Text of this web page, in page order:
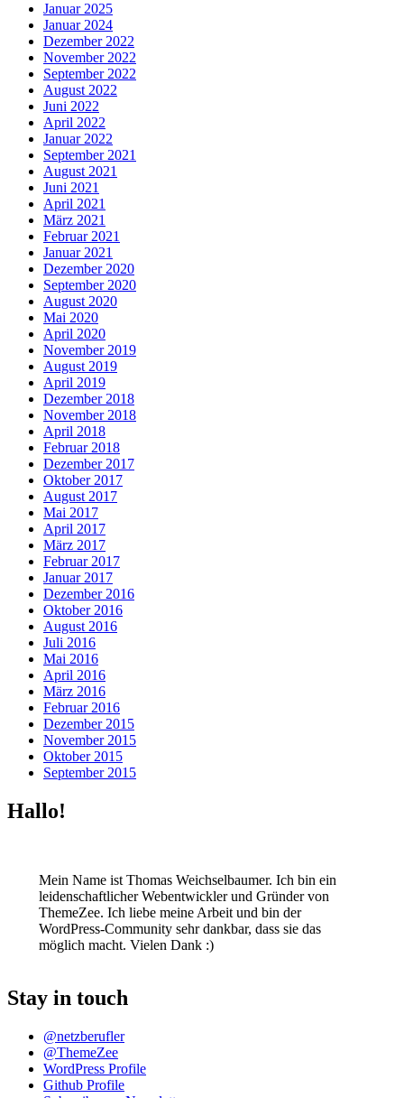
Januar 2025
Januar 2024
Dezember 2022
November 2022
September 2022
August 2022
Juni 2022
April 2022
Januar 2022
September 2021
August 2021
Juni 2021
April 2021
März 2021
Februar 2021
Januar 2021
Dezember 2020
September 2020
August 2020
Mai 2020
April 2020
November 2019
August 2019
April 2019
Dezember 2018
November 2018
April 2018
Februar 2018
Dezember 2017
Oktober 2017
August 2017
Mai 2017
April 2017
März 2017
Februar 2017
Januar 2017
Dezember 2016
Oktober 2016
August 2016
Juli 2016
Mai 2016
April 2016
März 2016
Februar 2016
Dezember 2015
November 2015
Oktober 2015
September 2015
Hallo!
Mein Name ist Thomas Weichselbaumer. Ich bin ein
leidenschaftlicher Webentwickler und Gründer von
ThemeZee. Ich liebe meine Arbeit und bin der
WordPress-Community sehr dankbar, dass sie das
möglich macht. Vielen Dank :)
Stay in touch
@netzberufler
@ThemeZee
WordPress Profile
Github Profile